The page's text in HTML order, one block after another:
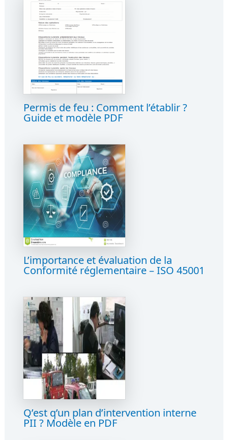
Permis de feu : Comment l’établir ?
Guide et modèle PDF
L’importance et évaluation de la
Conformité réglementaire – ISO 45001
Q’est q’un plan d’intervention interne
PII ? Modèle en PDF